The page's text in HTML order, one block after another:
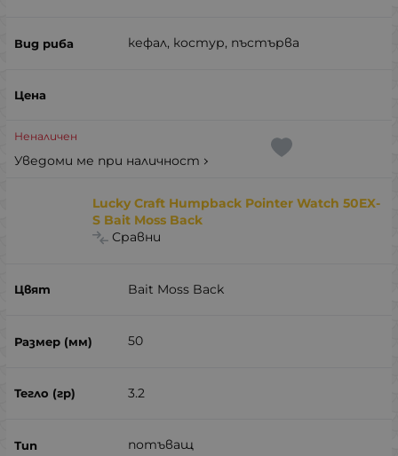
кефал, костур, пъстърва
Неналичен
Уведоми ме при наличност
Lucky Craft Humpback Pointer Watch 50EX-
S Bait Moss Back
Сравни
Bait Moss Back
50
3.2
потъващ